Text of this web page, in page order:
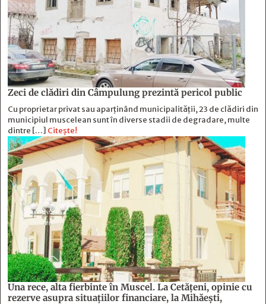
Zeci de clădiri din Câmpulung prezintă pericol public
Cu proprietar privat sau aparținând municipalității, 23 de clădiri din
municipiul muscelean sunt în diverse stadii de degradare, multe
dintre […] Citește!
Una rece, alta fierbinte în Muscel. La Cetăţeni, opinie cu
rezerve asupra situaţiilor financiare, la Mihăeşti,